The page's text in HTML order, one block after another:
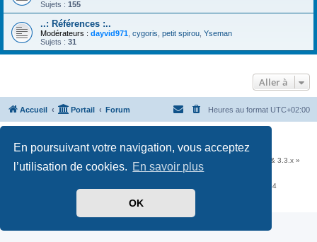
En poursuivant votre navigation, vous acceptez
l’utilisation de cookies. En savoir plus
OK
Sujets : 155
..: Références :..
Modérateurs : dayvid971 cygoris petit spirou Yseman
Sujets : 31
Aller à
Accueil Portail Forum Heures au format UTC+02:00
Traduit parphpBB-fr.com
: « Traductions d'extensions & styles pour phpBB 3.2.x & 3.3.x »
Forum hébergé par les services d’Infomaniak Network SA
Avenue de la Praille, 26 - 1227 Carouge - Suisse - tél +41 22 820 35 44
Confidentialité